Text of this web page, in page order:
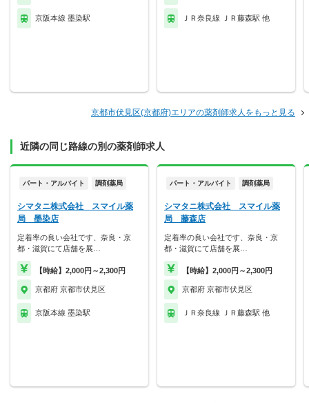
京阪本線 墨染駅 ＪＲ奈良線 ＪＲ藤森駅 他
京都市伏見区(京都府)エリアの薬剤師求人をもっと見る
近隣の同じ路線の別の薬剤師求人
パート・アルバイト 調剤薬局
シマタニ株式会社 スマイル薬
局 墨染店
定着率の良い会社です、奈良・京
都・滋賀にて店舗を展…
【時給】2,000円～2,300円
京都府 京都市伏見区
京阪本線 墨染駅
パート・アルバイト 調剤薬局
シマタニ株式会社 スマイル薬
局 藤森店
定着率の良い会社です、奈良・京
都・滋賀にて店舗を展…
【時給】2,000円～2,300円
京都府 京都市伏見区
ＪＲ奈良線 ＪＲ藤森駅 他